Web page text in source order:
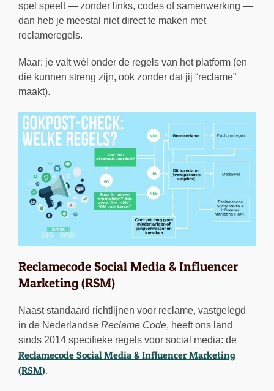
spel speelt — zonder links, codes of samenwerking —
dan heb je meestal niet direct te maken met
reclameregels.
Maar: je valt wél onder de regels van het platform (en
die kunnen streng zijn, ook zonder dat jij “reclame”
maakt).
Reclamecode Social Media & Influencer
Marketing (RSM)
Naast standaard richtlijnen voor reclame, vastgelegd
in de Nederlandse Reclame Code, heeft ons land
sinds 2014 specifieke regels voor social media: de
Reclamecode Social Media & Influencer Marketing
(RSM).